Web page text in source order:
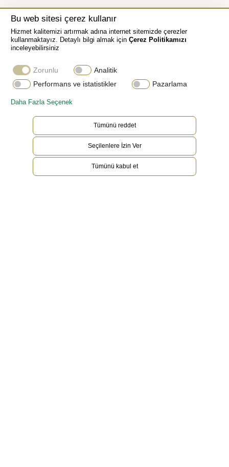
Everose Rolesor
Bu web sitesi çerez kullanır
Hizmet kalitemizi artırmak adına internet sitemizde çerezler
kullanmaktayız. Detaylı bilgi almak için Çerez Politikamızı
inceleyebilirsiniz
Zorunlu
Analitik
Performans ve istatistikler
Pazarlama
Daha Fazla Seçenek
Tümünü reddet
Seçilenlere İzin Ver
Tümünü kabul et